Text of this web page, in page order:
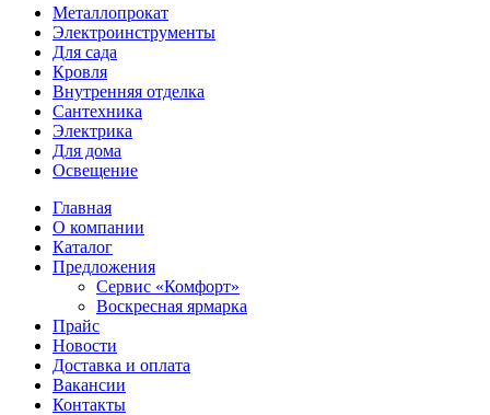
Металлопрокат
Электроинструменты
Для сада
Кровля
Внутренняя отделка
Сантехника
Электрика
Для дома
Освещение
Главная
О компании
Каталог
Предложения
Сервис «Комфорт»
Воскресная ярмарка
Прайс
Новости
Доставка и оплата
Вакансии
Контакты